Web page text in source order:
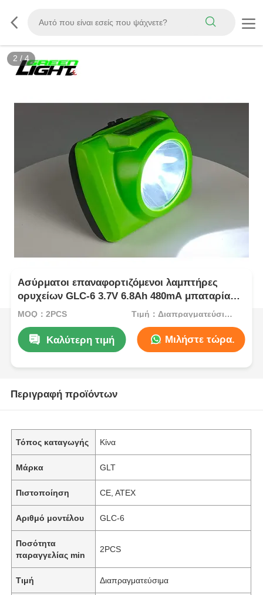
3 /4
Ασύρματοι επαναφορτιζόμενοι λαμπτήρες
ορυχείων GLC-6 3.7V 6.8Ah 480mA μπαταρία
λιθίου
MOQ：2PCS Τιμή：Διαπραγματεύσιμα
Καλύτερη τιμή Μιλήστε τώρα.
Περιγραφή προϊόντων
Τόπος καταγωγής Κίνα
Μάρκα GLT
Πιστοποίηση CE, ATEX
Αριθμό μοντέλου GLC-6
Ποσότητα
παραγγελίας min
2PCS
Τιμή Διαπραγματεύσιμα